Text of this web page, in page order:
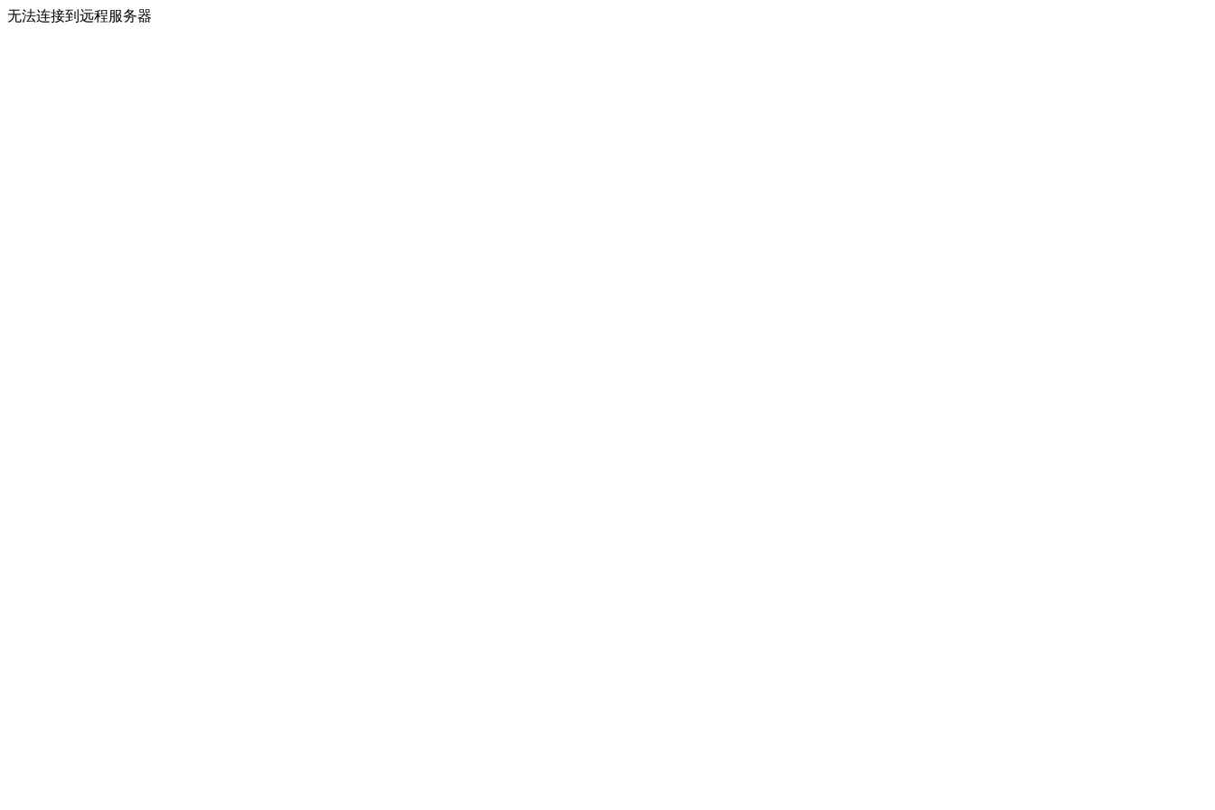
无法连接到远程服务器